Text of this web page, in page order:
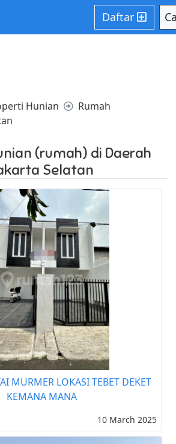
array offset on value of type null in
daftarngiklan.com/core/
Daftar
Hunian
Rumah
(rumah) di Daerah
Selatan
MURMER LOKASI TEBET DEKET
KEMANA MANA
10 March 2025